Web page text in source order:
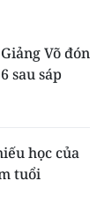
Võ đón
sau sáp
học của
tuổi